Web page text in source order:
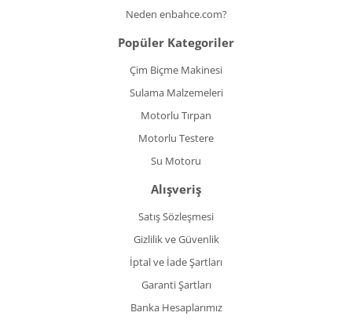
Neden enbahce.com?
Popüler Kategoriler
Çim Biçme Makinesi
Sulama Malzemeleri
Motorlu Tırpan
Motorlu Testere
Su Motoru
Alışveriş
Satış Sözleşmesi
Gizlilik ve Güvenlik
İptal ve İade Şartları
Garanti Şartları
Banka Hesaplarımız